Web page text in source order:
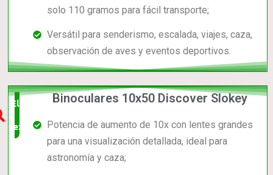
solo 110 gramos para fácil transporte;
Versátil para senderismo, escalada, viajes, caza,
observación de aves y eventos deportivos.
Elección
experta
Binoculares 10x50 Discover Slokey
Potencia de aumento de 10x con lentes grandes
para una visualización detallada, ideal para
astronomía y caza;